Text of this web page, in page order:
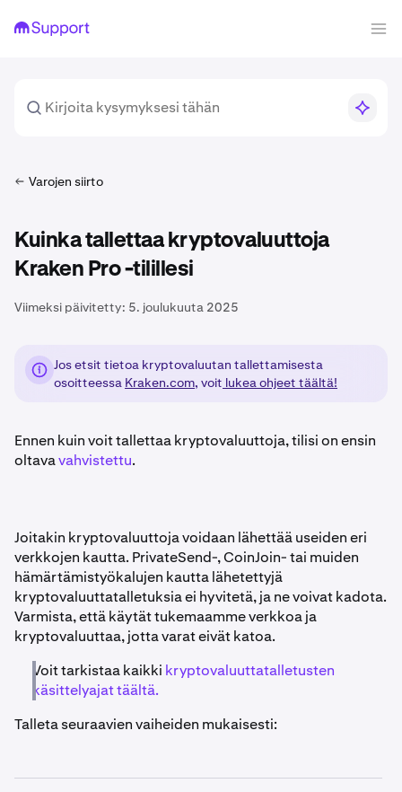
Varojen siirto
Kuinka tallettaa kryptovaluuttoja
Kraken Pro -tilillesi
Viimeksi päivitetty: 5. joulukuuta 2025
Jos etsit tietoa kryptovaluutan tallettamisesta
osoitteessa Kraken.com, voit lukea ohjeet täältä!
Ennen kuin voit tallettaa kryptovaluuttoja, tilisi on ensin
oltavavahvistettu.
Joitakin kryptovaluuttoja voidaan lähettää useiden eri
verkkojen kautta. PrivateSend-, CoinJoin- tai muiden
hämärtämistyökalujen kautta lähetettyjä
kryptovaluuttatalletuksia ei hyvitetä, ja ne voivat kadota.
Varmista, että käytät tukemaamme verkkoa ja
kryptovaluuttaa, jotta varat eivät katoa.
Voit tarkistaa kaikki kryptovaluuttatalletusten
käsittelyajat täältä.
Talleta seuraavien vaiheiden mukaisesti: